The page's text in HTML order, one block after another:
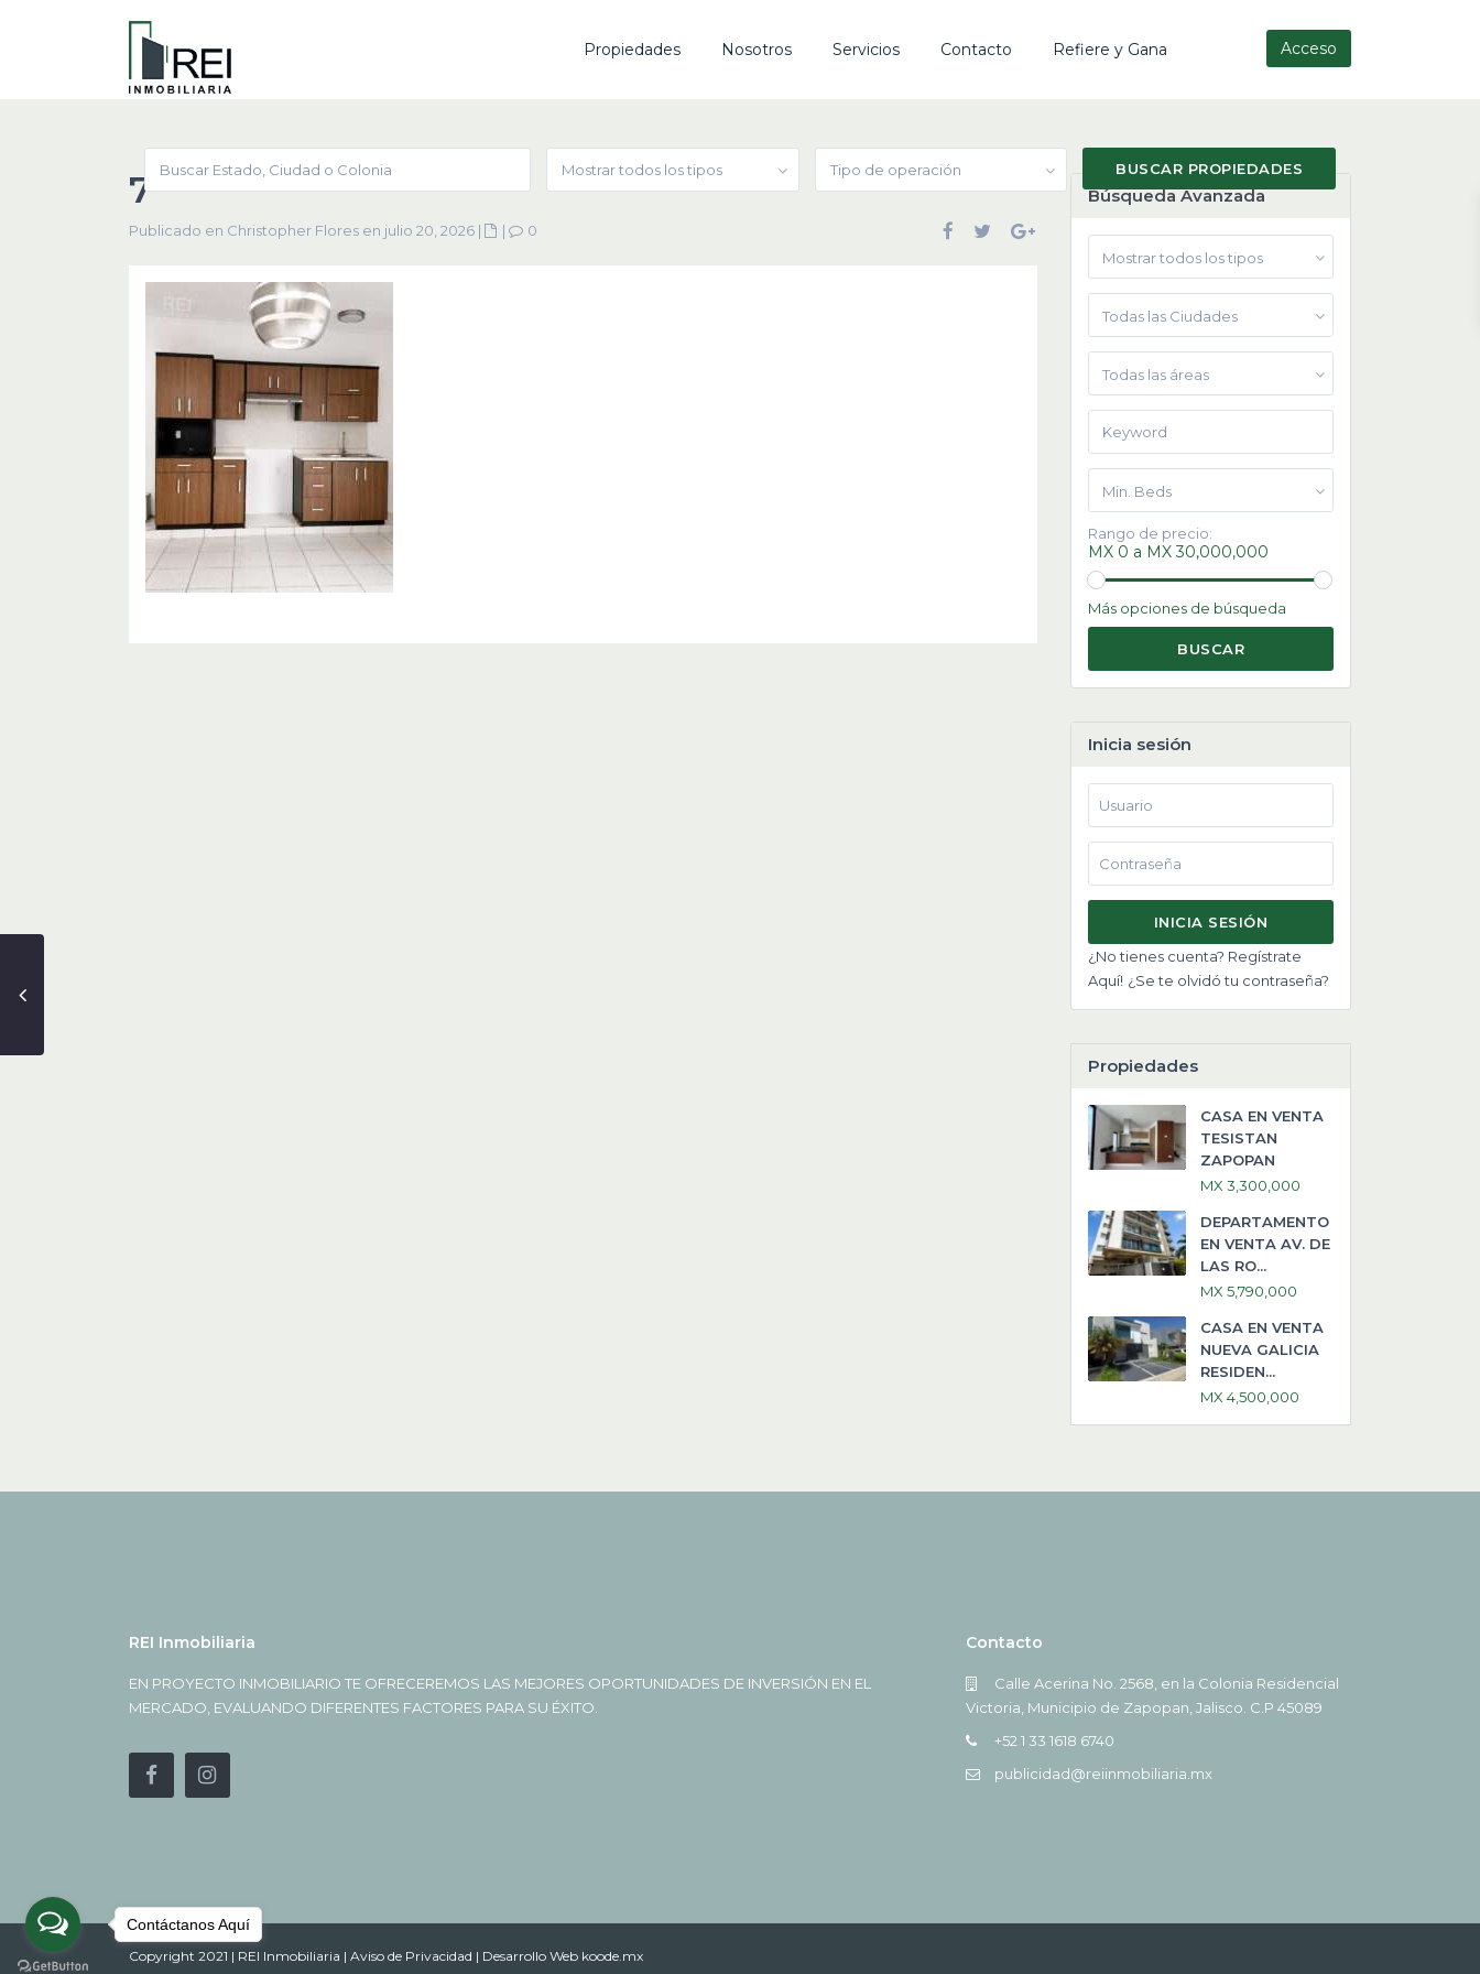
Acceso
Propiedades Nosotros Servicios Contacto Refiere y Gana
Mostrar todos los tipos Tipo de operación
7
Publicado en Christopher Flores en julio 20, 2026 | | 0
Búsqueda Avanzada
Mostrar todos los tipos
Todas las Ciudades
Todas las áreas
Min. Beds
Rango de precio:
MX 0 a MX 30,000,000
Más opciones de búsqueda
BUSCAR
Inicia sesión
INICIA SESIÓN
¿No tienes cuenta? Regístrate
Aquí! ¿Se te olvidó tu contraseña?
Propiedades
CASA EN VENTA
TESISTAN
ZAPOPAN
MX 3,300,000
DEPARTAMENTO
EN VENTA AV. DE
LAS RO...
MX 5,790,000
CASA EN VENTA
NUEVA GALICIA
RESIDEN...
MX 4,500,000
REI Inmobiliaria
EN PROYECTO INMOBILIARIO TE OFRECEREMOS LAS MEJORES OPORTUNIDADES DE INVERSIÓN EN EL
MERCADO, EVALUANDO DIFERENTES FACTORES PARA SU ÉXITO.
Contacto
Calle Acerina No. 2568, en la Colonia Residencial
Victoria, Municipio de Zapopan, Jalisco. C.P 45089
+52 1 33 1618 6740
publicidad@reiinmobiliaria.mx
Copyright 2021 | REI Inmobiliaria | Aviso de Privacidad | Desarrollo Web koode.mx
Contáctanos Aquí